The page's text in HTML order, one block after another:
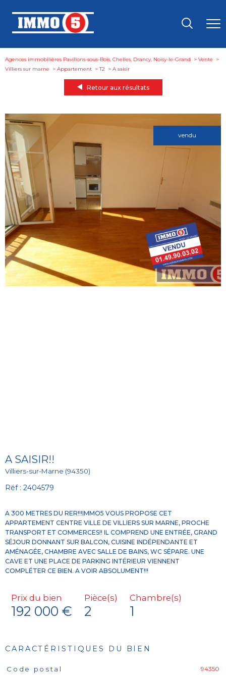
Agences immobilières Pavillons-sous-Bois, Chelles, Drancy, Noisy-le-Grand
Vente
Villiers sur marne
Appartement T2 a saisir
Retour aux résultats
vendu
A SAISIR!!
Villiers-sur-Marne (94350)
Réf : 2404579
A 300 METRES DU RER!!!IMMO5 VOUS PROPOSE CET
APPARTEMENT CENTRE VILLE DE VILLIERS SUR MARNE, PROCHE
TRANSPORT ET COMMERCES!! IL COMPREND UNE ENTRÉE, GRAND
SÉJOUR DONNANT SUR BALCON, CUISINE INDÉPENDANTE ET
AMÉNAGÉE, CHAMBRE AVEC SALLE DE BAINS, WC SÉPARE. UNE
CAVE ET UNE PLACE DE PARKING INTÉRIEUR VIENNENT
Prix du bien
192 000 €
Pièce(s)
2
Chambre(s)
1
CARACTÉRISTIQUES DU BIEN
Caractéristiques
Code postal 94350